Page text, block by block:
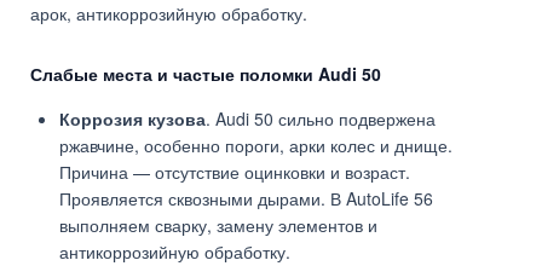
арок, антикоррозийную обработку.
Слабые места и частые поломки Audi 50
Коррозия кузова. Audi 50 сильно подвержена
ржавчине, особенно пороги, арки колес и днище.
Причина — отсутствие оцинковки и возраст.
Проявляется сквозными дырами. В AutoLife 56
выполняем сварку, замену элементов и
антикоррозийную обработку.